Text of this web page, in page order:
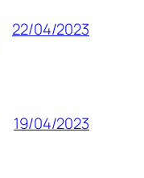
22/04/2023
19/04/2023